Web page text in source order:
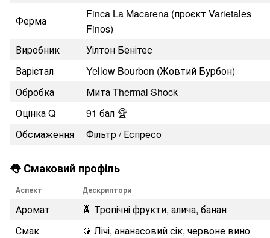
Ферма
Finca La Macarena (проєкт Varietales
Finos)
Виробник
Уілтон Бенітес
Варієтал
Yellow Bourbon (Жовтий Бурбон)
Обробка
Мита Thermal Shock
Оцінка Q
91 бал 🏆
Обсмаження
Фільтр / Еспресо
👅 Смаковий профіль
Аспект Дескриптори
Аромат
🍍 Тропічні фрукти, алича, банан
Смак
🥭 Лічі, ананасовий сік, червоне вино